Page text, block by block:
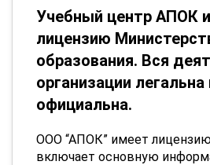
Учебный центр АПОК
лицензию
образования. Вся
организации легальна
официальна.
ООО “АПОК” имеет
включает основную